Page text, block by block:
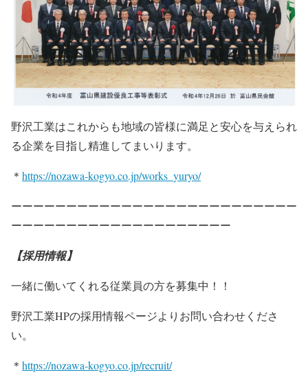
野沢工業はこれからも地域の皆様に満足と安心を与えられ
る企業を目指し精進してまいります。
＊ https://nozawa-kogyo.co.jp/works_yuryo/
ーーーーーーーーーーーーーーーーーーーーーーーーーー
ーーーーーーーーーーーーーーーーーーーー
【採用情報】
一緒に働いてくれる従業員の方を募集中！！
野沢工業HPの採用情報ページよりお問い合わせくださ
い。
＊ https://nozawa-kogyo.co.jp/recruit/